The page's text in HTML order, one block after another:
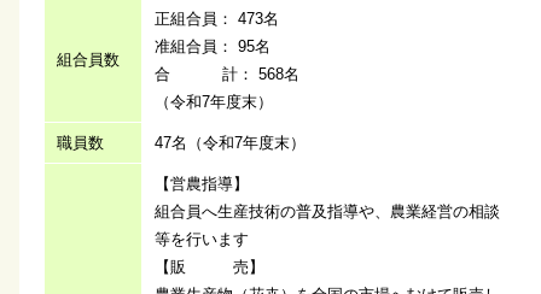
組合員数
正組合員： 473名
准組合員： 95名
合 計： 568名
（令和7年度末）
職員数 47名（令和7年度末）
【営農指導】
組合員へ生産技術の普及指導や、農業経営の相談
等を行います
【販 売】